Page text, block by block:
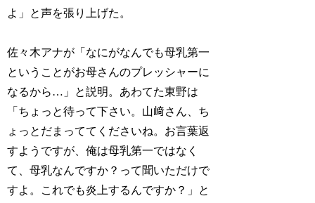
よ」と声を張り上げた。
佐々木アナが「なにがなんでも母乳第一
ということがお母さんのプレッシャーに
なるから…」と説明。あわてた東野は
「ちょっと待って下さい。山﨑さん、ち
ょっとだまっててくださいね。お言葉返
すようですが、俺は母乳第一ではなく
て、母乳なんですか？って聞いただけで
すよ。これでも炎上するんですか？」と